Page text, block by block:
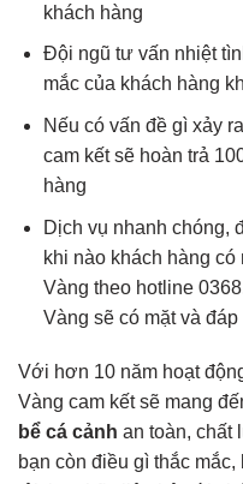
khách hàng
Đội ngũ tư vấn nhiệt
mắc của khách hàng
Nếu có vấn đề gì xảy
cam kết sẽ hoàn trả
hàng
Dịch vụ nhanh chóng,
khi nào khách hàng
Vàng theo hotline
Vàng sẽ có mặt và
Với hơn 10 năm hoạt
Vàng cam kết sẽ mang
bể cá cảnh an toàn, chất
bạn còn điều gì thắc